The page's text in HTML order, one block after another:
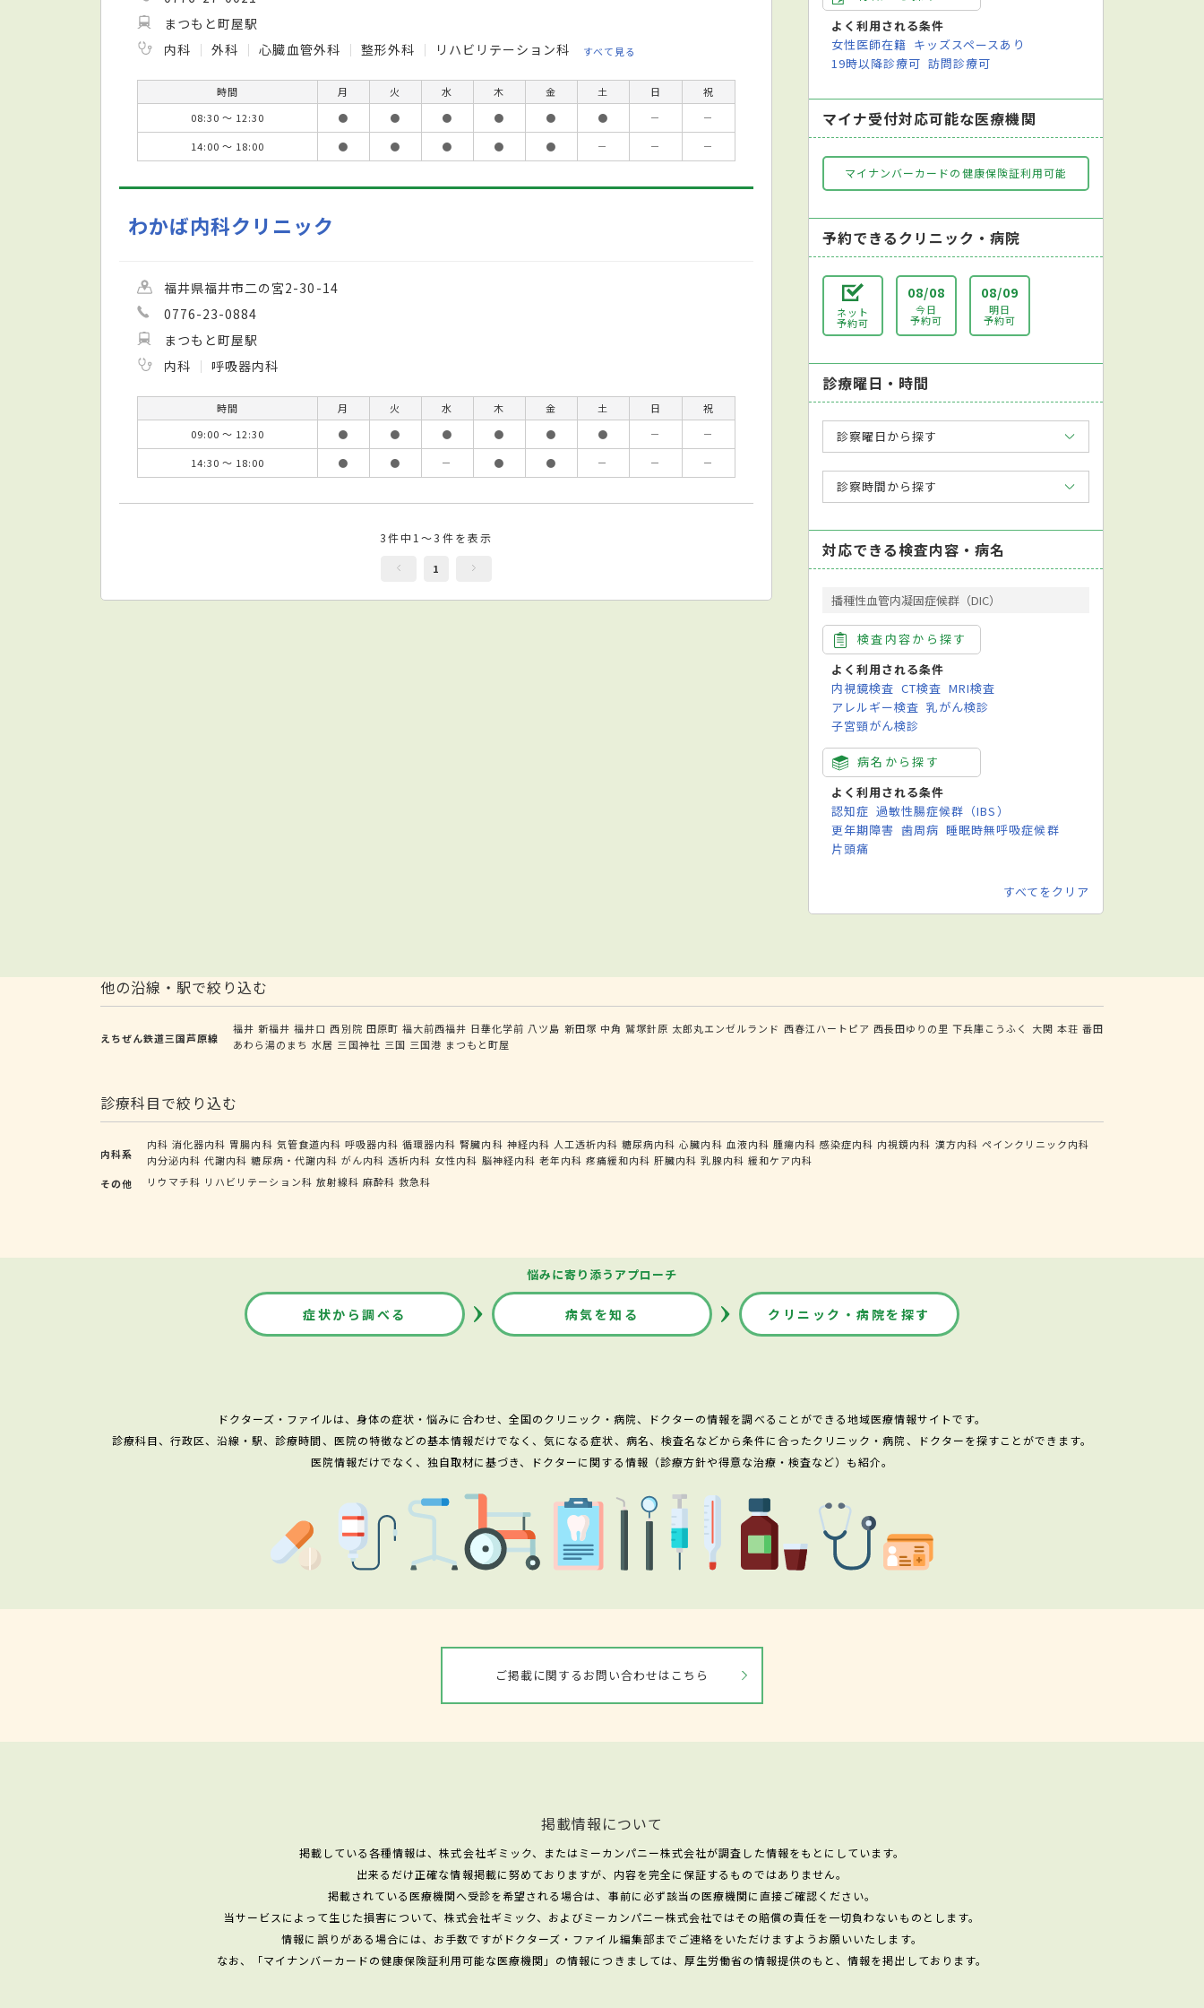
まつもと町屋駅
内科
外科 心臓血管外科 整形外科 リハビリテーション科 すべて見る
時間 月 火 水 木 金 土 日
祝
08:30 ～ 12:30
● ● ● ● ● ● －
－
14:00 ～ 18:00
● ● ● ● ● － － －
わかば内科クリニック
福井県福井市二の宮2-30-14
0776-23-0884
まつもと町屋駅
内科
呼吸器内科
時間 月 火 水 木 金 土 日
祝
09:00 ～ 12:30
● ● ● ● ● ● －
－
14:30 ～ 18:00
● ● － ● ● － － －
3件中1～3件を表示
1
よく利用される条件
女性医師在籍 キッズスペースあり
19時以降診療可 訪問診療可
マイナ受付対応可能な医療機関
マイナンバーカードの健康保険証利用可能
予約できるクリニック・病院
ネット
予約可
08/08
今日
予約可
08/09
明日
予約可
診療曜日・時間
診察曜日から探す
診察時間から探す
対応できる検査内容・病名
播種性血管内凝固症候群（DIC）
検査内容から探す
よく利用される条件
内視鏡検査 CT検査 MRI検査
アレルギー検査 乳がん検診
子宮頸がん検診
病名から探す
よく利用される条件
認知症 過敏性腸症候群（IBS）
更年期障害 歯周病 睡眠時無呼吸症候群
片頭痛
すべてをクリア
他の沿線・駅で絞り込む
えちぜん鉄道三国芦原線
福井 新福井 福井口 西別院 田原町 福大前西福井 日華化学前 八ツ島 新田塚 中角 鷲塚針原 太郎丸エンゼルランド 西春江ハートピア 西長田ゆりの里 下兵庫こうふく 大関 本荘 番田
あわら湯のまち 水居 三国神社 三国 三国港 まつもと町屋
診療科目で絞り込む
内科系
内科 消化器内科 胃腸内科 気管食道内科 呼吸器内科 循環器内科 腎臓内科 神経内科 人工透析内科 糖尿病内科 心臓内科 血液内科 腫瘍内科 感染症内科 内視鏡内科 漢方内科 ペインクリニック内科
内分泌内科 代謝内科 糖尿病・代謝内科 がん内科 透析内科 女性内科 脳神経内科 老年内科 疼痛緩和内科 肝臓内科 乳腺内科 緩和ケア内科
その他
リウマチ科 リハビリテーション科 放射線科 麻酔科 救急科
悩みに寄り添うアプローチ
症状から調べる 病気を知る クリニック・病院を探す
ドクターズ・ファイルは、身体の症状・悩みに合わせ、全国のクリニック・病院、ドクターの情報を調べることができる地域医療情報サイトです。
診療科目、行政区、沿線・駅、診療時間、医院の特徴などの基本情報だけでなく、気になる症状、病名、検査名などから条件に合ったクリニック・病院、ドクターを探すことができます。
医院情報だけでなく、独自取材に基づき、ドクターに関する情報（診療方針や得意な治療・検査など）も紹介。
ご掲載に関するお問い合わせはこちら
掲載情報について
掲載している各種情報は、株式会社ギミック、またはミーカンパニー株式会社が調査した情報をもとにしています。
出来るだけ正確な情報掲載に努めておりますが、内容を完全に保証するものではありません。
掲載されている医療機関へ受診を希望される場合は、事前に必ず該当の医療機関に直接ご確認ください。
当サービスによって生じた損害について、株式会社ギミック、およびミーカンパニー株式会社ではその賠償の責任を一切負わないものとします。
情報に誤りがある場合には、お手数ですがドクターズ・ファイル編集部までご連絡をいただけますようお願いいたします。
なお、「マイナンバーカードの健康保険証利用可能な医療機関」の情報につきましては、厚生労働省の情報提供のもと、情報を掲出しております。